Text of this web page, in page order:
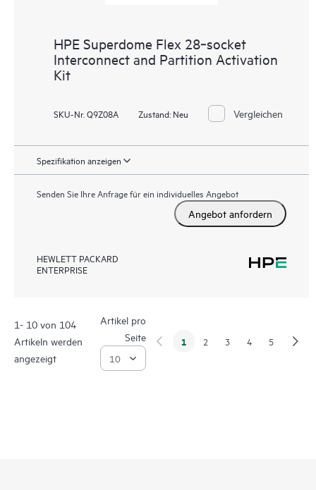
HPE Superdome Flex 28‑socket
Interconnect and Partition Activation
Kit
SKU-Nr. Q9Z08A Zustand: Neu Vergleichen
Spezifikation anzeigen
Senden Sie Ihre Anfrage für ein individuelles Angebot
Angebot anfordern
HEWLETT PACKARD
ENTERPRISE
1- 10 von 104
Artikeln werden
angezeigt
Artikel pro
Seite
1 2 3 4 5